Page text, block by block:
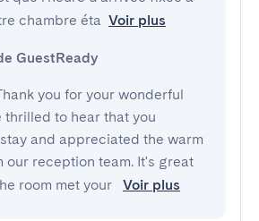
chambre éta Voir plus
GuestReady
you for your wonderful
thrilled to hear that you
and appreciated the warm
our reception team. It's great
room met your
Voir plus